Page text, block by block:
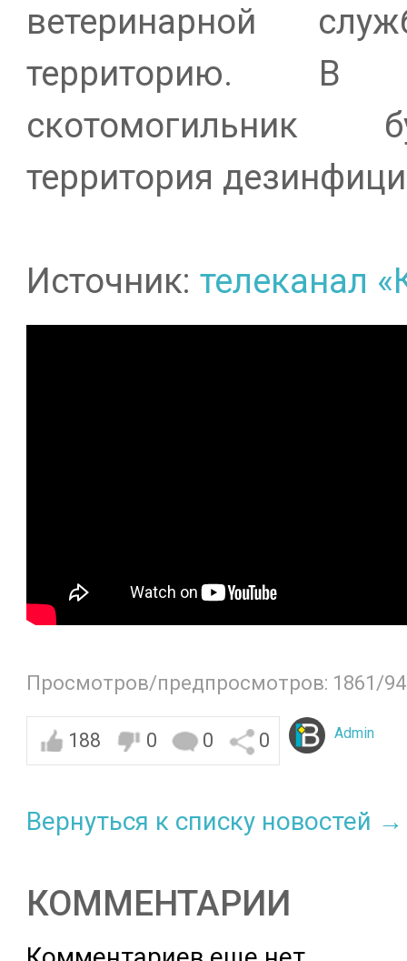
ветеринарной
территорию. В
скотомогильник
территория
Источник: телеканал
Просмотров/предпросмотров: 1861/94
188 0 0 0 Admin
Вернуться к списку новостей →
КОММЕНТАРИИ